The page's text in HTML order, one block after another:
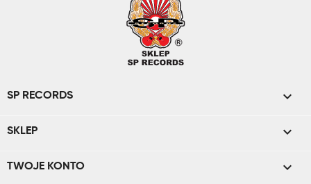
SP RECORDS 
SKLEP 
TWOJE KONTO 